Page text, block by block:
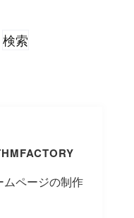
ムページの制作